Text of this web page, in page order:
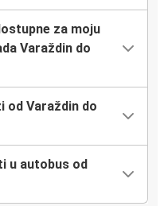
za moju
Varaždin do
od Varaždin do
u autobus od